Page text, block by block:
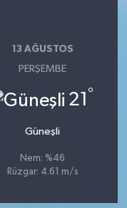
13 AĞUSTOS
PERŞEMBE
21 °
Güneşli
Nem: %46
Rüzgar: 4.61 m/s